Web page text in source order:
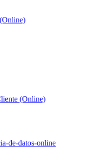
(Online)